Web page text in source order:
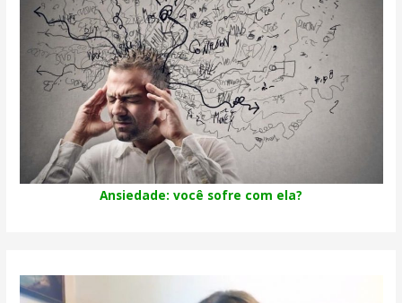
Ansiedade: você sofre com ela?